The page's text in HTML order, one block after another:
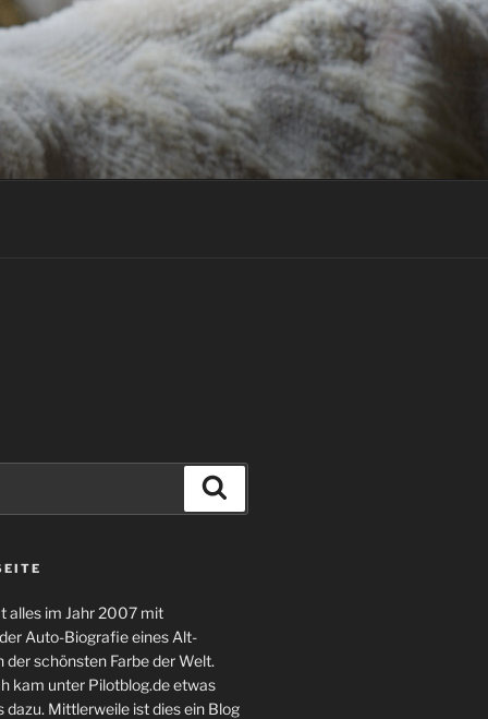
alles im Jahr 2007 mit
Auto-Biografie eines Alt-
der schönsten Farbe der Welt.
kam unter Pilotblog.de etwas
dazu. Mittlerweile ist dies ein Blog